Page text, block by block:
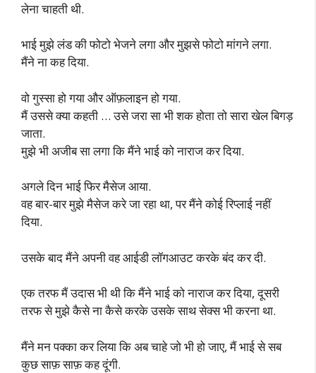
लेना चाहती थी.
भाई मुझे लंड की फोटो भेजने लगा और मुझसे फोटो मांगने लगा.
मैंने ना कह दिया.
वो गुस्सा हो गया और ऑफ़लाइन हो गया.
मैं उससे क्या कहती … उसे जरा सा भी शक होता तो सारा खेल बिगड़
जाता.
मुझे भी अजीब सा लगा कि मैंने भाई को नाराज कर दिया.
अगले दिन भाई फिर मैसेज आया.
वह बार-बार मुझे मैसेज करे जा रहा था, पर मैंने कोई रिप्लाई नहीं
दिया.
उसके बाद मैंने अपनी वह आईडी लॉगआउट करके बंद कर दी.
एक तरफ मैं उदास भी थी कि मैंने भाई को नाराज कर दिया, दूसरी
तरफ से मुझे कैसे ना कैसे करके उसके साथ सेक्स भी करना था.
मैंने मन पक्का कर लिया कि अब चाहे जो भी हो जाए, मैं भाई से सब
कुछ साफ़ साफ़ कह दूंगी.